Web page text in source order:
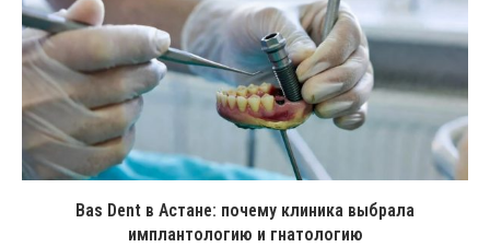
Bas Dent в Астане: почему клиника выбрала
имплантологию и гнатологию